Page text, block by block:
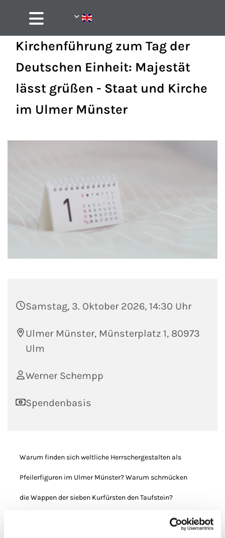
Kirchenführung zum Tag der
Deutschen Einheit: Majestät
lässt grüßen - Staat und Kirche
im Ulmer Münster
Samstag, 3. Oktober 2026, 14:30 Uhr
Ulmer Münster, Münsterplatz 1, 80973
Ulm
Werner Schempp
Spendenbasis
Warum finden sich weltliche Herrschergestalten als
Pfeilerfiguren im Ulmer Münster? Warum schmücken
die Wappen der sieben Kurfürsten den Taufstein?
Warum sind auf der Stirnwand des nördlichen Seitenschiffs